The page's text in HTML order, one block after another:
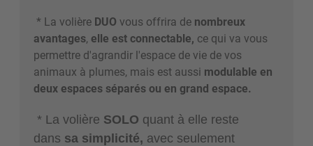
* La volière DUO vous offrira de nombreux
avantages, elle est connectable, ce qui va vous
permettre d'agrandir l'espace de vie de vos
animaux à plumes, mais est aussi modulable en
deux espaces séparés ou en grand espace.
* La volière SOLO quant à elle reste
dans sa simplicité, avec seulement